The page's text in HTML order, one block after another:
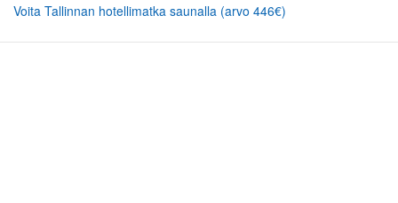
Voita Tallinnan hotellimatka saunalla (arvo 446€)